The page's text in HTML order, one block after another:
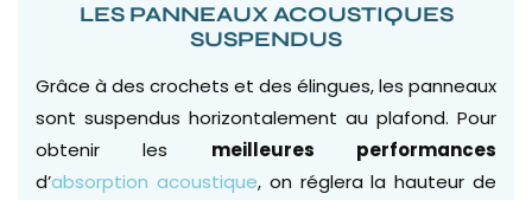
LES PANNEAUX ACOUSTIQUES
SUSPENDUS
Grâce à des crochets et des élingues, les panneaux
sont suspendus horizontalement au plafond. Pour
obtenir les meilleures performances
d’absorption acoustique, on réglera la hauteur de